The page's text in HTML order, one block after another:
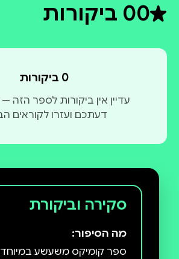
0דירוג ממוצע 0 מתוך 5
0 ביקורות
0 ביקורות
עדיין אין ביקורות לספר הזה
דעתכם ועזרו לקוראים
סקירה וביקורת
מה הסיפור:
ספר קומיקס משעשע